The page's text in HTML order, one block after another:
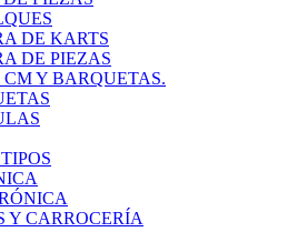
DE KARTS
DE PIEZAS
Y BARQUETAS.
Y CARROCERÍA